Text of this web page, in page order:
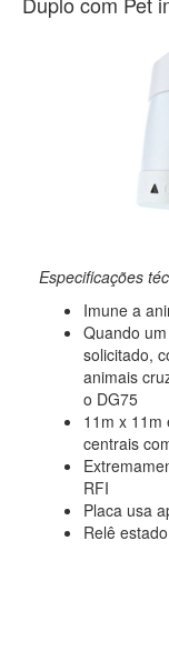
Especificações
Imune a
Quando
solicitado,
animais
o DG75
11m x 11m
centrais
RFI
Placa usa
Relê